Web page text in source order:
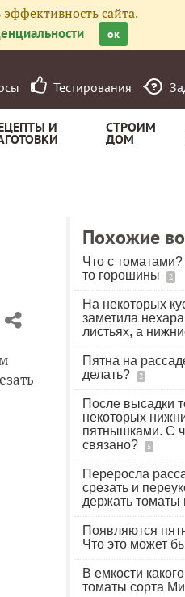
сайта.
ок
Тестирования
И СТРОИМ
ДОМ
Похожие
Что с
то горошины
2
На некоторых
заметила
листьях, а
Пятна на
делать?
2
После высадки
некоторых
пятнышками. С
связано?
5
Переросла
срезать и
держать томаты
Появляются
Что это может
В емкости
томаты сорта